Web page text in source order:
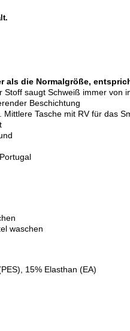
als die Normalgröße,
Stoff saugt Schweiß immer
Beschichtung
Tasche mit RV für das
waschen
15% Elasthan (EA)